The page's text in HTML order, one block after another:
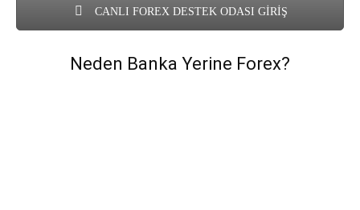
CANLI FOREX DESTEK ODASI GİRİŞ
Neden Banka Yerine Forex?